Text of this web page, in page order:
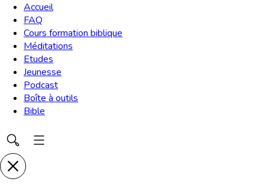
Accueil
FAQ
Cours formation biblique
Méditations
Etudes
Jeunesse
Podcast
Boîte à outils
Bible